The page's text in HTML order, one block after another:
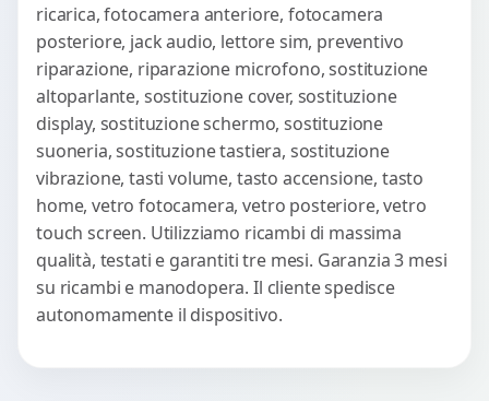
ricarica, fotocamera anteriore, fotocamera
posteriore, jack audio, lettore sim, preventivo
riparazione, riparazione microfono, sostituzione
altoparlante, sostituzione cover, sostituzione
display, sostituzione schermo, sostituzione
suoneria, sostituzione tastiera, sostituzione
vibrazione, tasti volume, tasto accensione, tasto
home, vetro fotocamera, vetro posteriore, vetro
touch screen. Utilizziamo ricambi di massima
qualità, testati e garantiti tre mesi. Garanzia 3 mesi
su ricambi e manodopera. Il cliente spedisce
autonomamente il dispositivo.